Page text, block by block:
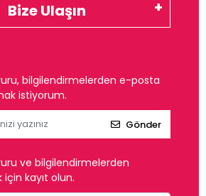
Bize Ulaşın
bilgilendirmelerden e-posta
istiyorum.
Gönder
ve bilgilendirmelerden
kayıt olun.